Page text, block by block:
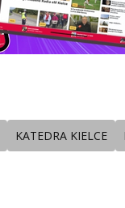
KATEDRA KIELCE